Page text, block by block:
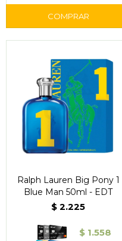
Ralph Lauren Big Pony 1
Blue Man 50ml - EDT
$ 2.225
$ 1.558